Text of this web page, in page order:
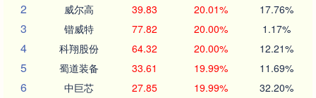
2 威尔高 39.83 20.01% 17.76%
3 锴威特 77.82 20.00% 1.17%
4 科翔股份 64.32 20.00% 12.21%
5 蜀道装备 33.61 19.99% 11.69%
6 中巨芯 27.85 19.99% 32.20%